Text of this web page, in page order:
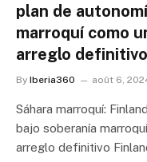
plan de
marroquí como
arreglo definitivo
By Iberia360 août 6,
Sáhara marroquí:
bajo soberanía
arreglo definitivo